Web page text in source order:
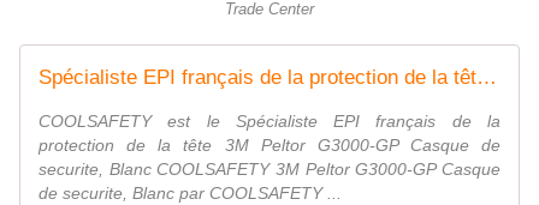
Trade Center
Spécialiste EPI français de la protection de la tête: COOLSAFETY - le 3M Peltor G3000-GP - 3D Trade Center
COOLSAFETY est le Spécialiste EPI français de la
protection de la tête 3M Peltor G3000-GP Casque de
securite, Blanc COOLSAFETY 3M Peltor G3000-GP Casque
de securite, Blanc par COOLSAFETY ...